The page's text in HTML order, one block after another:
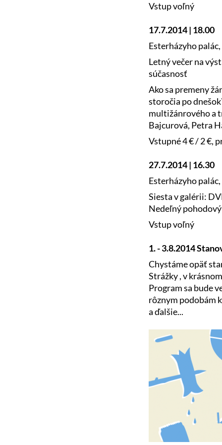
Vstup voľný
17.7.2014 | 18.00
Esterházyho
Letný večer na
súčasnosť
Ako sa premeny
storočia po
multižánrového a
Bajcurová, Petra
Vstupné 4 € / 2 €,
27.7.2014 | 16.30
Esterházyho
Siesta v galérii:
Nedeľný
Vstup voľný
1. - 3.8.2014
Chystáme opäť
Strážky , v
Program sa bude
rôznym podobám
a ďalšie...